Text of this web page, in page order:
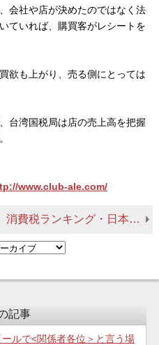
会社や店が決めたのではなく法
ていれば、購買客がレシートを
欲も上がり、売る側にとっては
台湾国税局は店の売上高を把握
www.club-ale.com/
消費税ランキング・日本はまだ低い方
記事
ルで<関係者各位＞と言う場